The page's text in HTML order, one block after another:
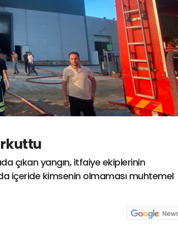
çıkan yangın, itfaiye ekiplerinin
içeride kimsenin olmaması muhtemel